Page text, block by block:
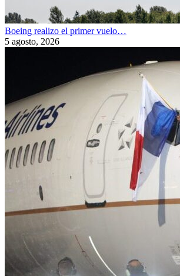
Boeing realizo el primer vuelo…
5 agosto, 2026